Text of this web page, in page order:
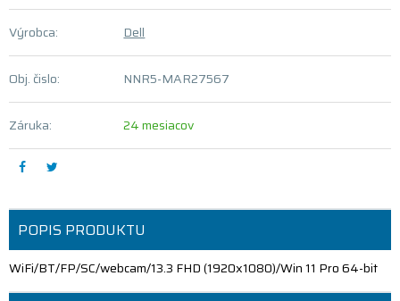
Výrobca: Dell
Obj. čislo: NNR5-MAR27567
Záruka: 24 mesiacov
POPIS PRODUKTU
WiFi/BT/FP/SC/webcam/13.3 FHD (1920x1080)/Win 11 Pro 64-bit